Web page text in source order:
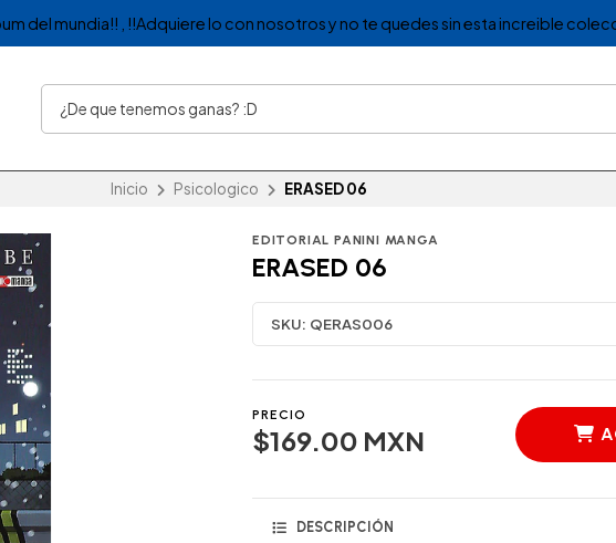
del mundia!! , !!Adquiere lo con nosotros y no te quedes sin esta increible
Inicio Psicologico ERASED 06
EDITORIAL PANINI MANGA
ERASED 06
SKU: QERAS006
PRECIO
$169.00 MXN
DESCRIPCIÓN